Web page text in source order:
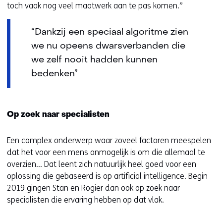
toch vaak nog veel maatwerk aan te pas komen.”
“Dankzij een speciaal algoritme zien
we nu opeens dwarsverbanden die
we zelf nooit hadden kunnen
bedenken”
Op zoek naar specialisten
Een complex onderwerp waar zoveel factoren meespelen
dat het voor een mens onmogelijk is om die allemaal te
overzien… Dat leent zich natuurlijk heel goed voor een
oplossing die gebaseerd is op artificial intelligence. Begin
2019 gingen Stan en Rogier dan ook op zoek naar
specialisten die ervaring hebben op dat vlak.